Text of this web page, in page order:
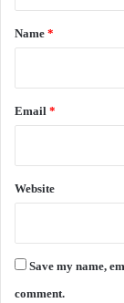
*
Name *
Email *
Website
Save my name,
comment.